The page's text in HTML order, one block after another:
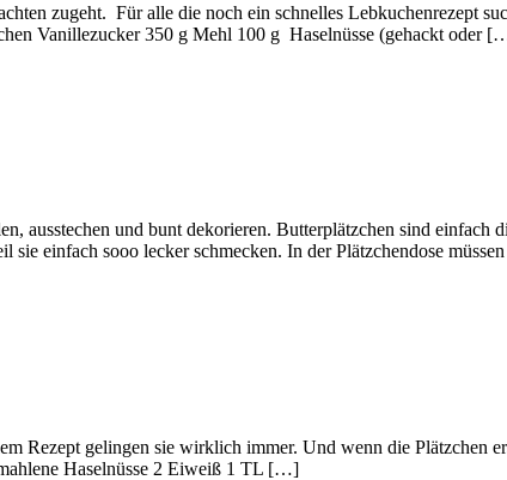
zugeht. Für alle die noch ein schnelles Lebkuchenrezept
Vanillezucker 350 g Mehl 100 g Haselnüsse (gehackt oder
ausstechen und bunt dekorieren. Butterplätzchen sind einfach
einfach sooo lecker schmecken. In der Plätzchendose
Rezept gelingen sie wirklich immer. Und wenn die Plätzchen
Haselnüsse 2 Eiweiß 1 TL […]